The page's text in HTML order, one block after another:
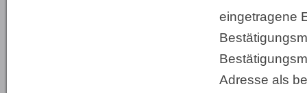
eingetragene
Adresse als